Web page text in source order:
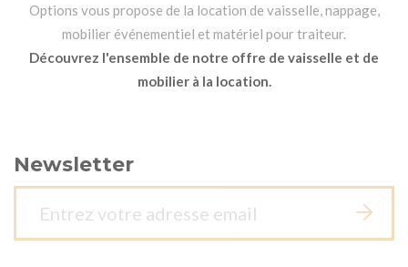
Options vous propose de la location de vaisselle, nappage,
mobilier événementiel et matériel pour traiteur.
Découvrez l'ensemble de notre offre de vaisselle et de
mobilier à la location.
Newsletter